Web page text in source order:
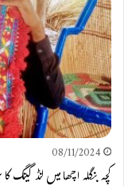
08/11/2024
کچہ بنگلہ اچھا میں لنڈ گینگ